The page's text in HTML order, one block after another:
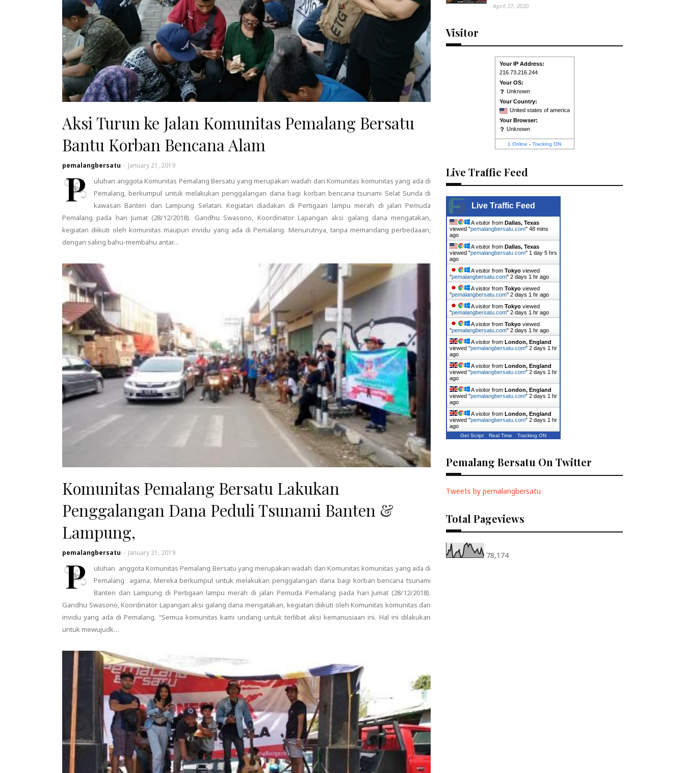
Aksi Turun ke Jalan Komunitas Pemalang Bersatu
Bantu Korban Bencana Alam
pemalangbersatu - January 21, 2019
P
uluhan anggota Komunitas Pemalang Bersatu yang merupakan wadah dari Komunitas komunitas yang ada di
Pemalang, berkumpul untuk melakukan penggalangan dana bagi korban bencana tsunami Selat Sunda di
kawasan Banten dan Lampung Selatan. Kegiatan diadakan di Pertigaan lampu merah di jalan Pemuda
Pemalang pada hari Jumat (28/12/2018). Gandhu Swasono, Koordinator Lapangan aksi galang dana mengatakan,
kegiatan diikuti oleh komunitas maupun invidu yang ada di Pemalang. Menurutnya, tanpa memandang perbedaaan,
dengan saling bahu-membahu antar…
Komunitas Pemalang Bersatu Lakukan
Penggalangan Dana Peduli Tsunami Banten &
Lampung,
pemalangbersatu - January 21, 2019
P
uluhan anggota Komunitas Pemalang Bersatu yang merupakan wadah dari Komunitas komunitas yang ada di
Pemalang agama. Mereka berkumpul untuk melakukan penggalangan dana bagi korban bencana tsunami
Banten dan Lampung di Pertigaan lampu merah di jalan Pemuda Pemalang pada hari Jumat (28/12/2018).
Gandhu Swasono, Koordinator Lapangan aksi galang dana mengatakan, kegiatan diikuti oleh Komunitas komunitas dan
invidu yang ada di Pemalang. “Semua komunitas kami undang untuk terlibat aksi kemanusiaan ini. Hal ini dilakukan
untuk mewujudk…
April 27, 2020
Visitor
Your IP Address:
216.73.216.244
Your OS:
Unknown
Your Country:
United states of america
Your Browser:
Unknown
1 Online -Tracking ON
Live Traffic Feed
Live Traffic Feed
A visitor fromDallas, Texas
viewed "pemalangbersatu.com"48 mins
ago
A visitor fromDallas, Texas
viewed "pemalangbersatu.com" 1 day 5 hrs
ago
A visitor fromTokyo viewed
"pemalangbersatu.com"2 days 1 hr ago
A visitor fromTokyo viewed
"pemalangbersatu.com"2 days 1 hr ago
A visitor fromTokyo viewed
"pemalangbersatu.com"2 days 1 hr ago
A visitor fromTokyo viewed
"pemalangbersatu.com"2 days 1 hr ago
A visitor fromLondon, England
viewed "pemalangbersatu.com"2 days 1 hr
ago
A visitor fromLondon, England
viewed "pemalangbersatu.com"2 days 1 hr
ago
A visitor fromLondon, England
viewed "pemalangbersatu.com"2 days 1 hr
ago
A visitor fromLondon, England
viewed "pemalangbersatu.com"2 days 1 hr
ago
Get Script Real Time Tracking ON
Pemalang Bersatu On Twitter
Tweets by pemalangbersatu
Total Pageviews
78,174